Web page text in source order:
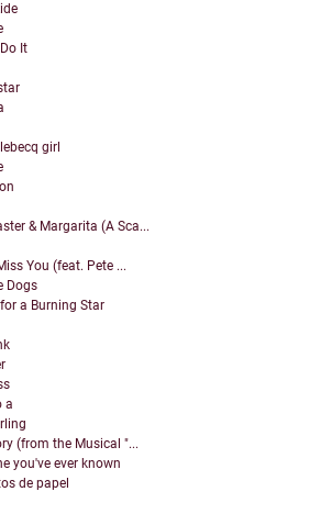
It
girl
& Margarita (A Sca...
You (feat. Pete ...
Dogs
a Burning Star
a
(from the Musical "...
you've ever known
de papel